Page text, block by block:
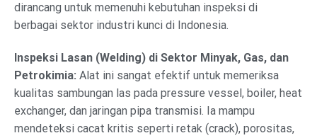
dirancang untuk memenuhi kebutuhan inspeksi di
berbagai sektor industri kunci di Indonesia.
Inspeksi Lasan (Welding) di Sektor Minyak, Gas, dan
Petrokimia: Alat ini sangat efektif untuk memeriksa
kualitas sambungan las pada pressure vessel, boiler, heat
exchanger, dan jaringan pipa transmisi. Ia mampu
mendeteksi cacat kritis seperti retak (crack), porositas,